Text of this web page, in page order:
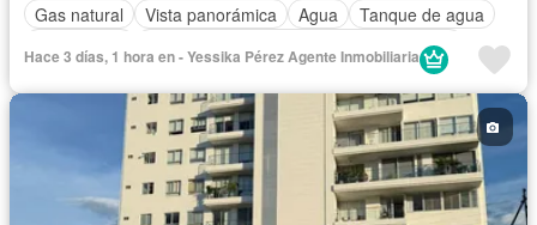
Gas natural
Vista panorámica Agua
Tanque de agua
Acceso para personas con discapacidad
Ascensor
Seguridad privada
Piscina Vigilante
Hace 3 días, 1 hora en - Yessika Pérez Agente Inmobiliaria